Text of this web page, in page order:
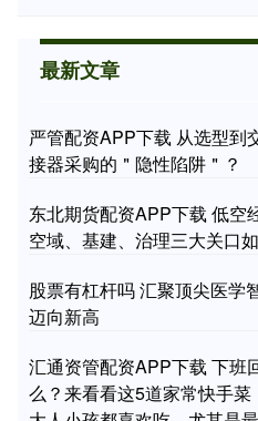
最新文章
严管配资APP下载 从选型到
接器采购的＂隐性陷阱＂？
东北期货配资APP下载 低空
空域、基建、治理三大关口
股票有杠杆吗 汇聚顶尖医学
迈向新高
汇通资管配资APP下载 下班
么？来看看这5道家常快手菜